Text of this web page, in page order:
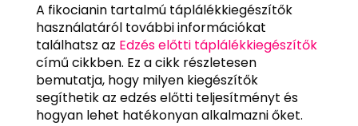
A fikocianin tartalmú táplálékkiegészítők
használatáról további információkat
találhatsz az Edzés előtti táplálékkiegészítők
című cikkben. Ez a cikk részletesen
bemutatja, hogy milyen kiegészítők
segíthetik az edzés előtti teljesítményt és
hogyan lehet hatékonyan alkalmazni őket.